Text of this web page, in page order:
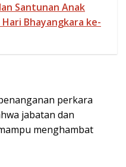
Santunan Anak
Bhayangkara ke-
perkara
jabatan dan
menghambat